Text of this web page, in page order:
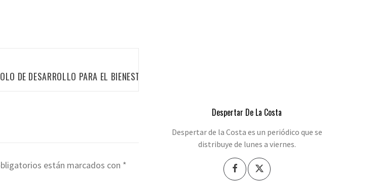
DE DESARROLLO PARA EL BIENESTAREN GUERRERO
están marcados con *
Despertar De La Costa
Despertar de la Costa es un periódico que se
distribuye de lunes a viernes.